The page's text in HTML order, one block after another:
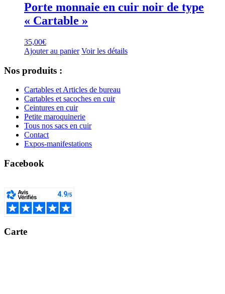
Porte monnaie en cuir noir de type
« Cartable »
35,00€
Ajouter au panier Voir les détails
Nos produits :
Cartables et Articles de bureau
Cartables et sacoches en cuir
Ceintures en cuir
Petite maroquinerie
Tous nos sacs en cuir
Contact
Expos-manifestations
Facebook
Carte